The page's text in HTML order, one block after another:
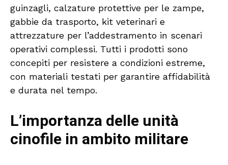
guinzagli, calzature protettive per le zampe,
gabbie da trasporto, kit veterinari e
attrezzature per l’addestramento in scenari
operativi complessi. Tutti i prodotti sono
concepiti per resistere a condizioni estreme,
con materiali testati per garantire affidabilità
e durata nel tempo.
L’importanza delle unità
cinofile in ambito militare